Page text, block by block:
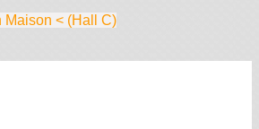
Maison < (Hall C)